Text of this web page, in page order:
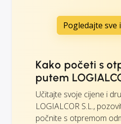
Pogledajte sve
Kako početi s
putem
Učitajte svoje cijene i
LOGIALCOR S.L.,
počnite s otpremom